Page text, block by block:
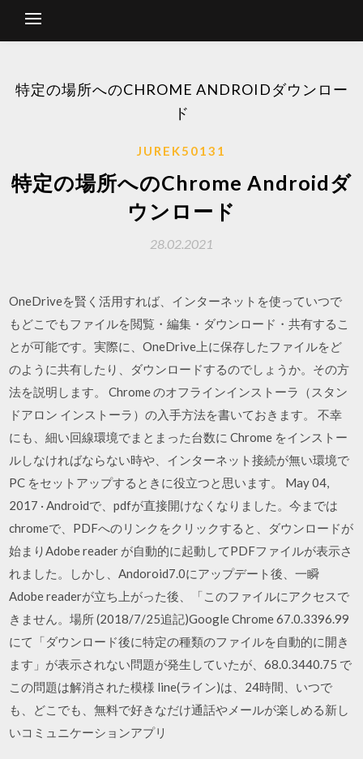
特定の場所へのCHROME ANDROIDダウンロー
ド
JUREK50131
特定の場所へのChrome Androidダ
ウンロード
28.02.2021
OneDriveを賢く活用すれば、インターネットを使っていつで
もどこでもファイルを閲覧・編集・ダウンロード・共有するこ
とが可能です。実際に、OneDrive上に保存したファイルをど
のように共有したり、ダウンロードするのでしょうか。その方
法を説明します。 Chrome のオフラインインストーラ（スタン
ドアロン インストーラ）の入手方法を書いておきます。 不幸
にも、細い回線環境でまとまった台数に Chrome をインストー
ルしなければならない時や、インターネット接続が無い環境で
PC をセットアップするときに役立つと思います。 May 04,
2017 · Androidで、pdfが直接開けなくなりました。今までは
chromeで、PDFへのリンクをクリックすると、ダウンロードが
始まりAdobe reader が自動的に起動してPDFファイルが表示さ
れました。しかし、Andoroid7.0にアップデート後、一瞬
Adobe readerが立ち上がった後、「このファイルにアクセスで
きません。場所 (2018/7/25追記)Google Chrome 67.0.3396.99
にて「ダウンロード後に特定の種類のファイルを自動的に開き
ます」が表示されない問題が発生していたが、68.0.3440.75 で
この問題は解消された模様 line(ライン)は、24時間、いつで
も、どこでも、無料で好きなだけ通話やメールが楽しめる新し
いコミュニケーションアプリ